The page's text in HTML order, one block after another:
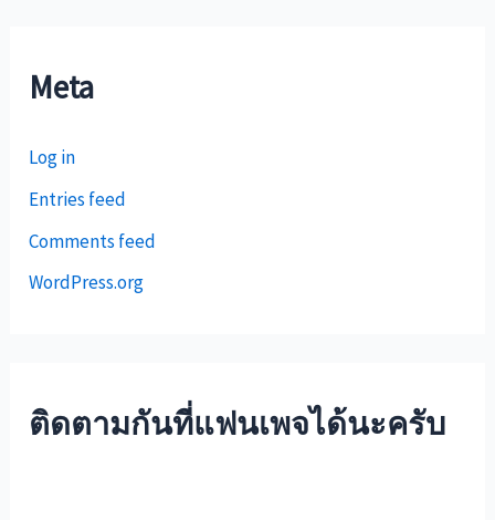
Meta
Log in
Entries feed
Comments feed
WordPress.org
ติดตามกันที่แฟนเพจได้นะครับ